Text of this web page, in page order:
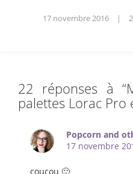
17 novembre 2016 |
22 réponses à “
palettes Lorac Pro
Popcorn and
17 novembre
coucou 🙂